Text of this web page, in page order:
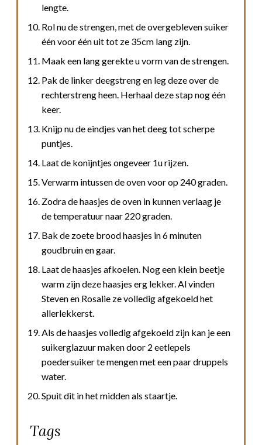
lengte.
Rol nu de strengen, met de overgebleven suiker
één voor één uit tot ze 35cm lang zijn.
Maak een lang gerekte u vorm van de strengen.
Pak de linker deegstreng en leg deze over de
rechterstreng heen. Herhaal deze stap nog één
keer.
Knijp nu de eindjes van het deeg tot scherpe
puntjes.
Laat de konijntjes ongeveer 1u rijzen.
Verwarm intussen de oven voor op 240 graden.
Zodra de haasjes de oven in kunnen verlaag je
de temperatuur naar 220 graden.
Bak de zoete brood haasjes in 6 minuten
goudbruin en gaar.
Laat de haasjes afkoelen. Nog een klein beetje
warm zijn deze haasjes erg lekker. Al vinden
Steven en Rosalie ze volledig afgekoeld het
allerlekkerst.
Als de haasjes volledig afgekoeld zijn kan je een
suikerglazuur maken door 2 eetlepels
poedersuiker te mengen met een paar druppels
water.
Spuit dit in het midden als staartje.
Tags